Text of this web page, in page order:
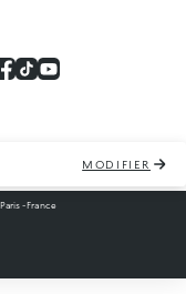
MODIFIER
- France